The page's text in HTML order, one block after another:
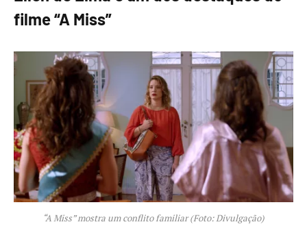
filme “A Miss”
“A Miss” mostra um conflito familiar (Foto: Divulgação)